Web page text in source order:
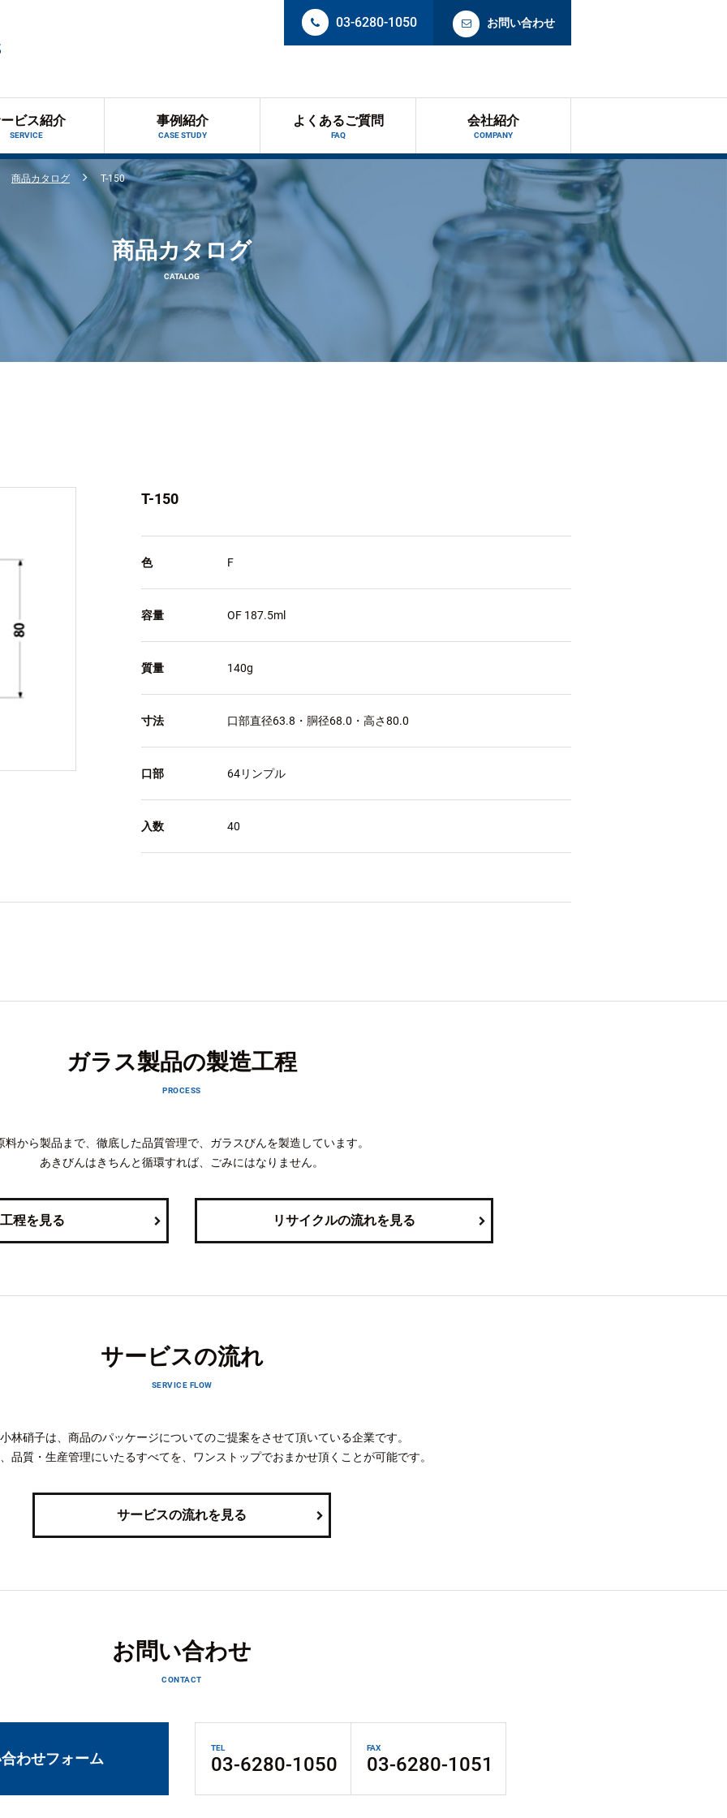
03-6280-1050 お問い合わせ
ビス紹介
SERVICE
事例紹介
CASE STUDY
よくあるご質問
FAQ
会社紹介
COMPANY
商品カタログ T-150
商品カタログ
CATALOG
T-150
色 F
容量 OF 187.5ml
質量 140g
寸法 口部直径63.8・胴径68.0・高さ80.0
口部 64リンプル
入数 40
ガラス製品の製造工程
PROCESS
料から製品まで、徹底した品質管理で、ガラスびんを製造しています。
あきびんはきちんと循環すれば、ごみにはなりません。
程を見る リサイクルの流れを見る
サービスの流れ
SERVICE FLOW
林硝子は、商品のパッケージについてのご提案をさせて頂いている企業です。
品質・生産管理にいたるすべてを、ワンストップでおまかせ頂くことが可能です。
サービスの流れを見る
お問い合わせ
CONTACT
わせフォーム
TEL
03-6280-1050
FAX
03-6280-1051